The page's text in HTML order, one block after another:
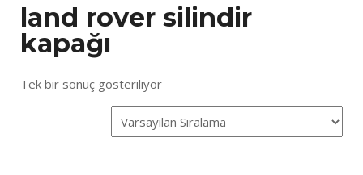
land rover silindir
kapağı
Tek bir sonuç gösteriliyor